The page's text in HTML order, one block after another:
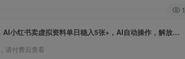
当天做当天收益，AI小红书卖虚拟资料单日稳入5张+，AI自动操作，解放双手实现睡后收入【揭秘】
请付费后查看